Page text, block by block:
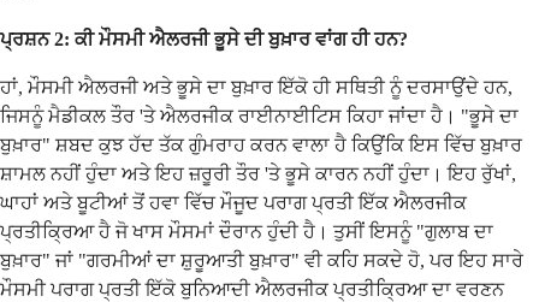
ਪ੍ਰਸ਼ਨ 2: ਕੀ ਮੌਸਮੀ ਐਲਰਜੀ ਭੂਸੇ ਦੀ ਬੁਖ਼ਾਰ ਵਾਂਗ ਹੀ ਹਨ?
ਹਾਂ, ਮੌਸਮੀ ਐਲਰਜੀ ਅਤੇ ਭੂਸੇ ਦਾ ਬੁਖ਼ਾਰ ਇੱਕੋ ਹੀ ਸਥਿਤੀ ਨੂੰ ਦਰਸਾਉਂਦੇ ਹਨ,
ਜਿਸਨੂੰ ਮੈਡੀਕਲ ਤੌਰ 'ਤੇ ਐਲਰਜੀਕ ਰਾਈਨਾਈਟਿਸ ਕਿਹਾ ਜਾਂਦਾ ਹੈ। "ਭੂਸੇ ਦਾ
ਬੁਖ਼ਾਰ" ਸ਼ਬਦ ਕੁਝ ਹੱਦ ਤੱਕ ਗੁੰਮਰਾਹ ਕਰਨ ਵਾਲਾ ਹੈ ਕਿਉਂਕਿ ਇਸ ਵਿੱਚ ਬੁਖ਼ਾਰ
ਸ਼ਾਮਲ ਨਹੀਂ ਹੁੰਦਾ ਅਤੇ ਇਹ ਜ਼ਰੂਰੀ ਤੌਰ 'ਤੇ ਭੂਸੇ ਕਾਰਨ ਨਹੀਂ ਹੁੰਦਾ। ਇਹ ਰੁੱਖਾਂ,
ਘਾਹਾਂ ਅਤੇ ਬੂਟੀਆਂ ਤੋਂ ਹਵਾ ਵਿੱਚ ਮੌਜੂਦ ਪਰਾਗ ਪ੍ਰਤੀ ਇੱਕ ਐਲਰਜੀਕ
ਪ੍ਰਤੀਕ੍ਰਿਆ ਹੈ ਜੋ ਖਾਸ ਮੌਸਮਾਂ ਦੌਰਾਨ ਹੁੰਦੀ ਹੈ। ਤੁਸੀਂ ਇਸਨੂੰ "ਗੁਲਾਬ ਦਾ
ਬੁਖ਼ਾਰ" ਜਾਂ "ਗਰਮੀਆਂ ਦਾ ਸ਼ੁਰੂਆਤੀ ਬੁਖ਼ਾਰ" ਵੀ ਕਹਿ ਸਕਦੇ ਹੋ, ਪਰ ਇਹ ਸਾਰੇ
ਮੌਸਮੀ ਪਰਾਗ ਪ੍ਰਤੀ ਇੱਕੋ ਬੁਨਿਆਦੀ ਐਲਰਜੀਕ ਪ੍ਰਤੀਕ੍ਰਿਆ ਦਾ ਵਰਣਨ